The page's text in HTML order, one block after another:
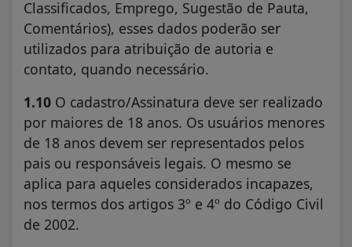
Classificados, Emprego, Sugestão de Pauta,
Comentários), esses dados poderão ser
utilizados para atribuição de autoria e
contato, quando necessário.
1.10 O cadastro/Assinatura deve ser realizado
por maiores de 18 anos. Os usuários menores
de 18 anos devem ser representados pelos
pais ou responsáveis legais. O mesmo se
aplica para aqueles considerados incapazes,
nos termos dos artigos 3º e 4º do Código Civil
de 2002.